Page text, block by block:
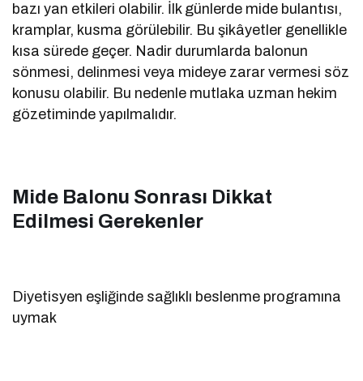
bazı yan etkileri olabilir. İlk günlerde mide bulantısı,
kramplar, kusma görülebilir. Bu şikâyetler genellikle
kısa sürede geçer. Nadir durumlarda balonun
sönmesi, delinmesi veya mideye zarar vermesi söz
konusu olabilir. Bu nedenle mutlaka uzman hekim
gözetiminde yapılmalıdır.
Mide Balonu Sonrası Dikkat
Edilmesi Gerekenler
Diyetisyen eşliğinde sağlıklı beslenme programına
uymak